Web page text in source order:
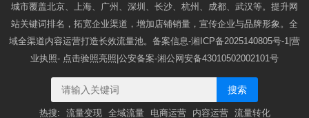
城市覆盖北京、上海、广州、深圳、长沙、杭州、成都、武汉等。提升网
站关键词排名，拓宽企业渠道，增加店铺销量，宣传企业与品牌形象。全
域全渠道内容运营打造长效流量池。备案信息-湘ICP备2025140805号-1 |营
业执照- 点击验照亮照 |公安备案-湘公网安备43010502002101号
搜索
热搜: 流量变现 全域流量 电商运营 内容运营 流量转化